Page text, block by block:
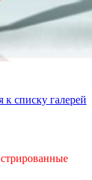
к списку галерей